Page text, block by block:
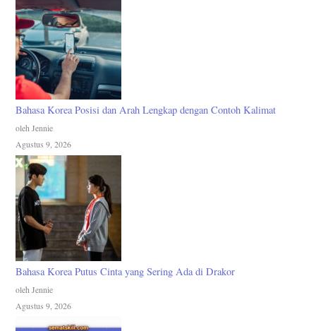
Bahasa Korea Posisi dan Arah Lengkap dengan Contoh Kalimat
oleh Jennie
Agustus 9, 2026
Bahasa Korea Putus Cinta yang Sering Ada di Drakor
oleh Jennie
Agustus 9, 2026